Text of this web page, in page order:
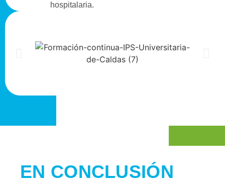
hospitalaria.
EN CONCLUSIÓN